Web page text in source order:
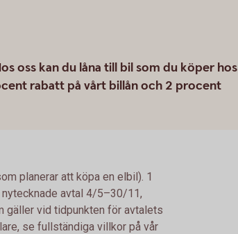
oss kan du låna till bil som du köper hos
rabatt på vårt billån och 2 procent
planerar att köpa en elbil). 1
avtal 4/5–30/11,
gäller vid tidpunkten för avtalets
se fullständiga villkor på vår